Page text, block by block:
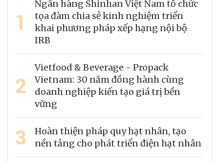
1
Ngân hàng Shinhan Việt Nam tổ chức
tọa đàm chia sẻ kinh nghiệm triển
khai phương pháp xếp hạng nội bộ
IRB
2
Vietfood & Beverage - Propack
Vietnam: 30 năm đồng hành cùng
doanh nghiệp kiến tạo giá trị bền
vững
3
Hoàn thiện pháp quy hạt nhân, tạo
nền tảng cho phát triển điện hạt nhân